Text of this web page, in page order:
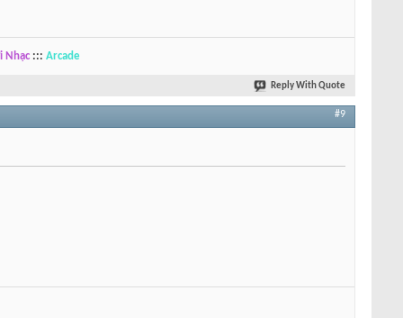
Nhạc::: Arcade
Reply With Quote
#9